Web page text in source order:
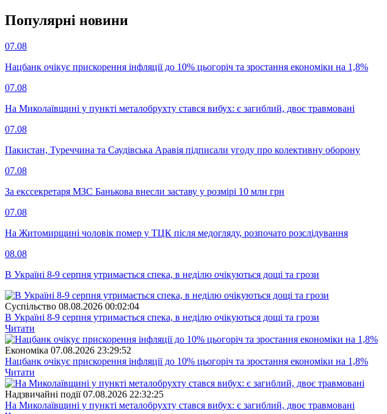
Популярнi новини
07.08
Нацбанк очікує прискорення інфляції до 10% цьогоріч та зростання економіки на 1,8%
07.08
На Миколаївщині у пункті металобрухту стався вибух: є загиблий, двоє травмовані
07.08
Пакистан, Туреччина та Саудівська Аравія підписали угоду про колективну оборону
07.08
За екссекретаря МЗС Банькова внесли заставу у розмірі 10 млн грн
07.08
На Житомирщині чоловік помер у ТЦК після медогляду, розпочато розслідування
08.08
В Україні 8-9 серпня утримається спека, в неділю очікуються дощі та грози
Суспiльство 08.08.2026 00:02:04
В Україні 8-9 серпня утримається спека, в неділю очікуються дощі та грози
Читати
Економіка 07.08.2026 23:29:52
Нацбанк очікує прискорення інфляції до 10% цьогоріч та зростання економіки на 1,8%
Читати
Надзвичайні події 07.08.2026 22:32:25
На Миколаївщині у пункті металобрухту стався вибух: є загиблий, двоє травмовані